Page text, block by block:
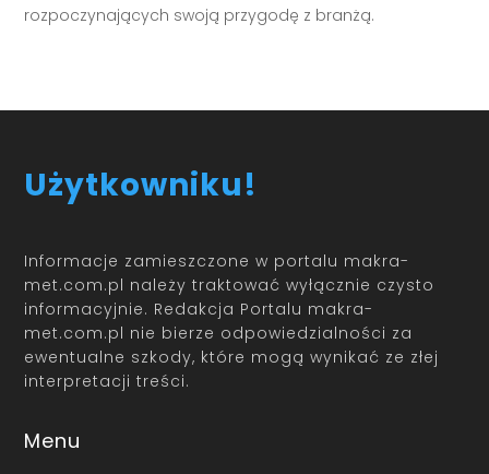
rozpoczynających swoją przygodę z branżą.
Użytkowniku!
Informacje zamieszczone w portalu makra-
met.com.pl należy traktować wyłącznie czysto
informacyjnie. Redakcja Portalu makra-
met.com.pl nie bierze odpowiedzialności za
ewentualne szkody, które mogą wynikać ze złej
interpretacji treści.
Menu